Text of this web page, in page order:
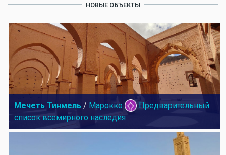
НОВЫЕ ОБЪЕКТЫ
Мечеть Тинмель / Марокко
Предварительный
список всемирного наследия